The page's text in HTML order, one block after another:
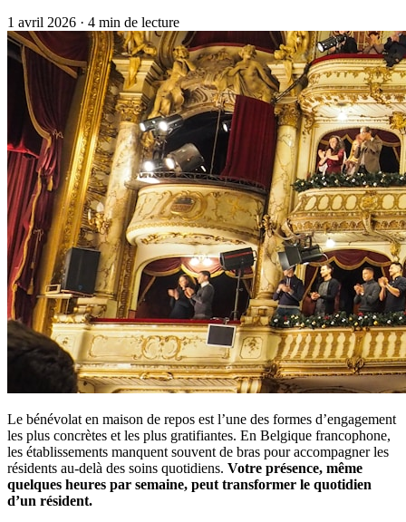
1 avril 2026 · 4 min de lecture
Le bénévolat en maison de repos est l’une des formes d’engagement
les plus concrètes et les plus gratifiantes. En Belgique francophone,
les établissements manquent souvent de bras pour accompagner les
résidents au-delà des soins quotidiens. Votre présence, même
quelques heures par semaine, peut transformer le quotidien
d’un résident.